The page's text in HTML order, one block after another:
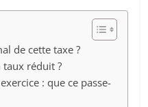
de cette taxe ?
taux réduit ?
: que ce passe-